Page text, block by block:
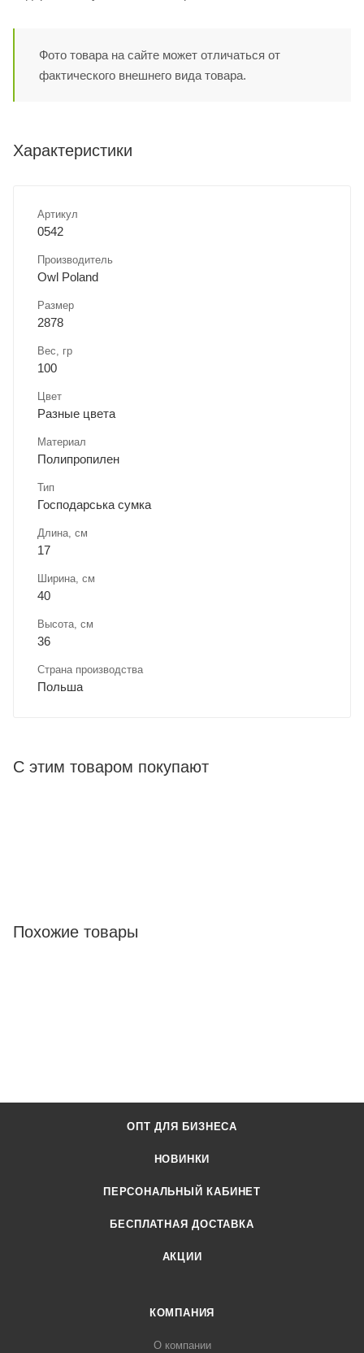
Фото товара на сайте может отличаться от
фактического внешнего вида товара.
Характеристики
Артикул
0542
Производитель
Owl Poland
Размер
2878
Вес, гр
100
Цвет
Разные цвета
Материал
Полипропилен
Тип
Господарська сумка
Длина, cм
17
Ширина, cм
40
Высота, см
36
Страна производства
Польша
С этим товаром покупают
Похожие товары
ОПТ ДЛЯ БИЗНЕСА
НОВИНКИ
ПЕРСОНАЛЬНЫЙ КАБИНЕТ
БЕСПЛАТНАЯ ДОСТАВКА
АКЦИИ
КОМПАНИЯ
О компании